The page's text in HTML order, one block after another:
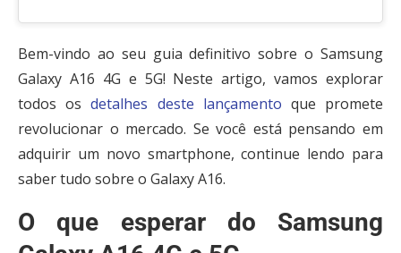
Bem-vindo ao seu guia definitivo sobre o Samsung
Galaxy A16 4G e 5G! Neste artigo, vamos explorar
todos osdetalhes deste lançamento que promete
revolucionar o mercado. Se você está pensando em
adquirir um novo smartphone, continue lendo para
saber tudo sobre o Galaxy A16.
O que esperar do Samsung